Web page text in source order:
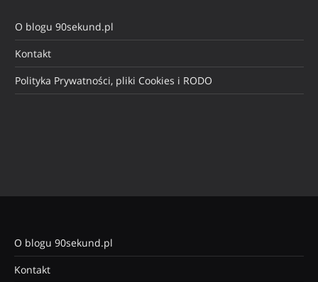
O blogu 90sekund.pl
Kontakt
Polityka Prywatności, pliki Cookies i RODO
O blogu 90sekund.pl
Kontakt